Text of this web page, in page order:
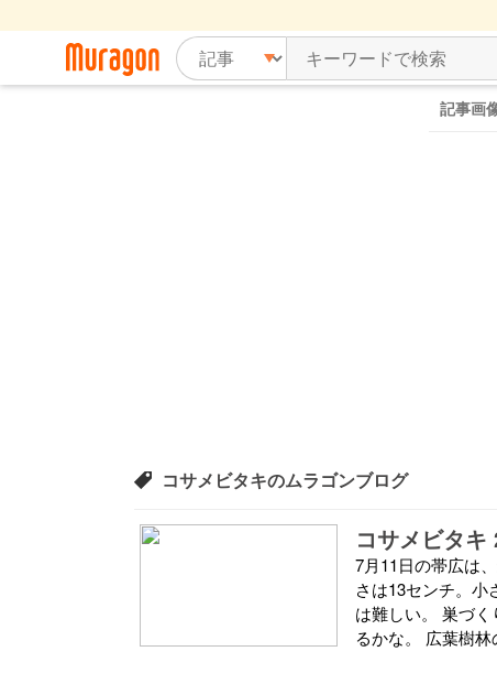
記事画
コサメビタキのムラゴンブログ
コサメビタキ
7月11日の帯広は
さは13センチ。
は難しい。 巣づ
るかな。 広葉樹